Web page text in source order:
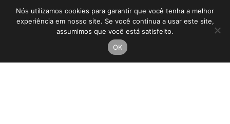
Nós utilizamos cookies para garantir que você tenha a melhor
experiência em nosso site. Se você continua a usar este site,
assumimos que você está satisfeito.
OK